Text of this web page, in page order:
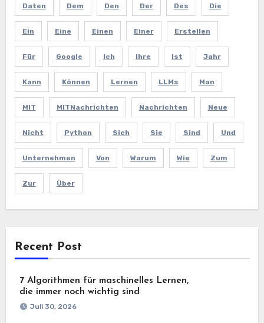
Daten Dem Den Der Des Die
Ein Eine Einen Einer Erstellen
Für Google Ich Ihre Ist Jahr
Kann Können Lernen LLMs Man
MIT MITNachrichten Nachrichten Neue
Nicht Python Sich Sie Sind Und
Unternehmen Von Warum Wie Zum
Zur Über
Recent Post
7 Algorithmen für maschinelles Lernen,
die immer noch wichtig sind
Juli 30, 2026